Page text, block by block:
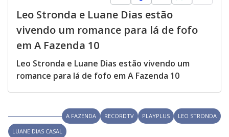
Leo Stronda e Luane Dias estão
vivendo um romance para lá de fofo
em A Fazenda 10
Leo Stronda e Luane Dias estão vivendo um
romance para lá de fofo em A Fazenda 10
A FAZENDA RECORDTV PLAYPLUS
LEO STRONDA
LUANE DIAS CASAL